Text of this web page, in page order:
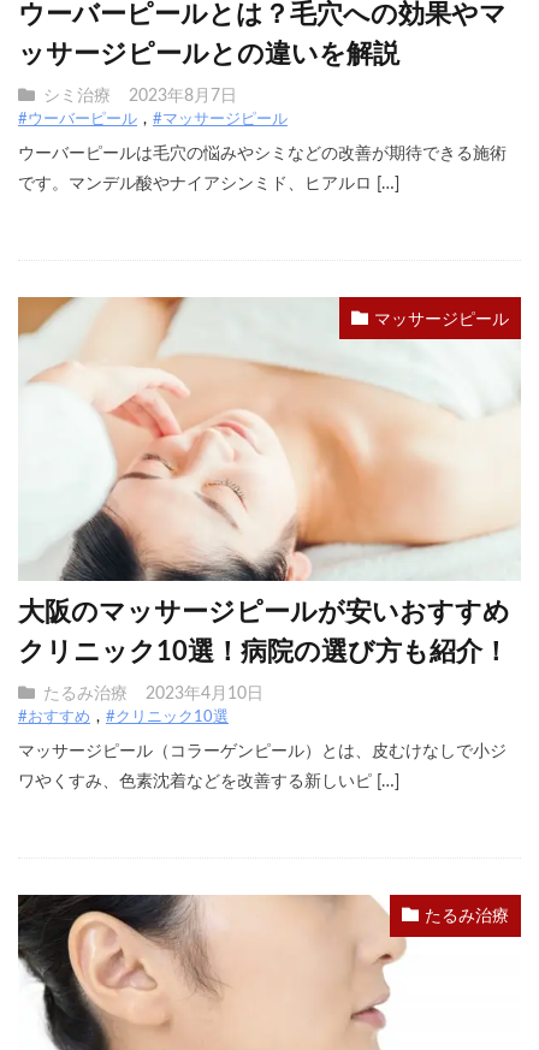
ウーバーピールとは？毛穴への効果やマ
ッサージピールとの違いを解説
シミ治療 2023年8月7日
#ウーバーピール #マッサージピール
ウーバーピールは毛穴の悩みやシミなどの改善が期待できる施術
です。マンデル酸やナイアシンミド、ヒアルロ […]
マッサージピール
大阪のマッサージピールが安いおすすめ
クリニック10選！病院の選び方も紹介！
たるみ治療 2023年4月10日
#おすすめ #クリニック10選
マッサージピール（コラーゲンピール）とは、皮むけなしで小ジ
ワやくすみ、色素沈着などを改善する新しいピ […]
たるみ治療